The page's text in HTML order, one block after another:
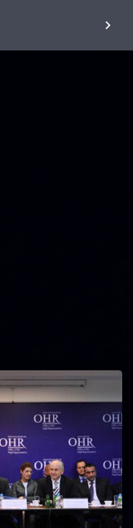
chevron_right